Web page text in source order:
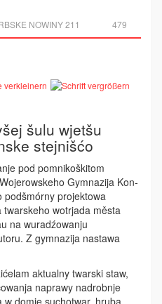
479
NOWINY 211
šulu wjetšu
stejnišćo
pod pomnikoškitom
Gymnazija Kon­
podšmórny projektowa
twarskeho wotrjada města
na wuradźowanju
Z gymnazija nastawa
aktualny twarski staw,
naprawy nadrobnje